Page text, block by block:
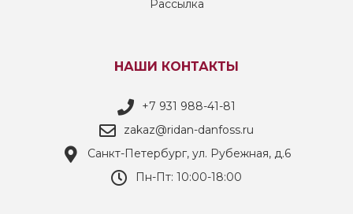
Рассылка
НАШИ КОНТАКТЫ
+7 931 988-41-81
zakaz@ridan-danfoss.ru
Санкт-Петербург, ул. Рубежная, д.6
Пн-Пт: 10:00-18:00